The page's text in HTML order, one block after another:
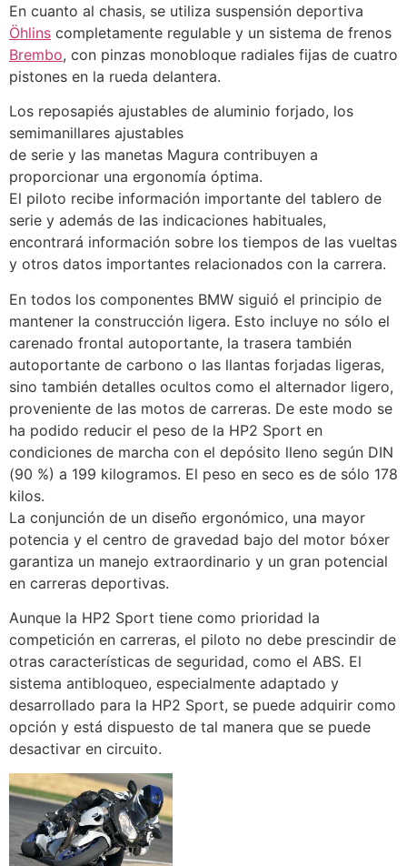
En cuanto al chasis, se utiliza suspensión deportiva
Öhlins completamente regulable y un sistema de frenos
Brembo, con pinzas monobloque radiales fijas de cuatro
pistones en la rueda delantera.
Los reposapiés ajustables de aluminio forjado, los
semimanillares ajustables
de serie y las manetas Magura contribuyen a
proporcionar una ergonomía óptima.
El piloto recibe información importante del tablero de
serie y además de las indicaciones habituales,
encontrará información sobre los tiempos de las vueltas
y otros datos importantes relacionados con la carrera.
En todos los componentes BMW siguió el principio de
mantener la construcción ligera. Esto incluye no sólo el
carenado frontal autoportante, la trasera también
autoportante de carbono o las llantas forjadas ligeras,
sino también detalles ocultos como el alternador ligero,
proveniente de las motos de carreras. De este modo se
ha podido reducir el peso de la HP2 Sport en
condiciones de marcha con el depósito lleno según DIN
(90 %) a 199 kilogramos. El peso en seco es de sólo 178
kilos.
La conjunción de un diseño ergonómico, una mayor
potencia y el centro de gravedad bajo del motor bóxer
garantiza un manejo extraordinario y un gran potencial
en carreras deportivas.
Aunque la HP2 Sport tiene como prioridad la
competición en carreras, el piloto no debe prescindir de
otras características de seguridad, como el ABS. El
sistema antibloqueo, especialmente adaptado y
desarrollado para la HP2 Sport, se puede adquirir como
opción y está dispuesto de tal manera que se puede
desactivar en circuito.